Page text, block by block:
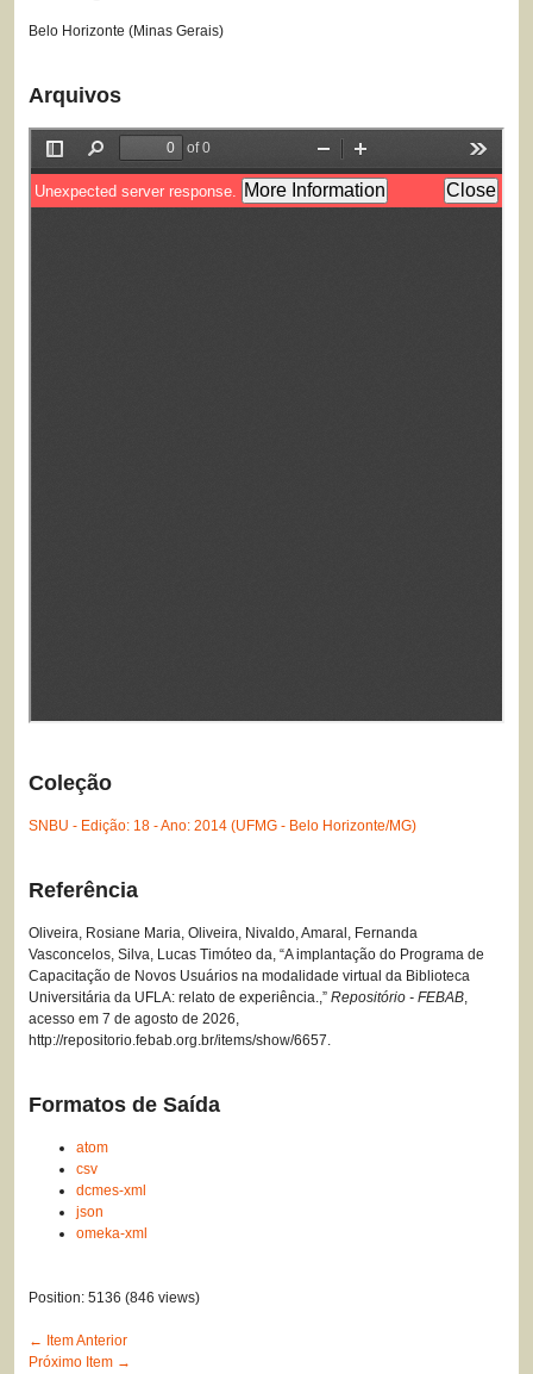
Belo Horizonte (Minas Gerais)
Arquivos
Coleção
SNBU - Edição: 18 - Ano: 2014 (UFMG - Belo Horizonte/MG)
Referência
Oliveira, Rosiane Maria, Oliveira, Nivaldo, Amaral, Fernanda
Vasconcelos, Silva, Lucas Timóteo da, “A implantação do Programa de
Capacitação de Novos Usuários na modalidade virtual da Biblioteca
Universitária da UFLA: relato de experiência.,” Repositório - FEBAB,
acesso em 7 de agosto de 2026,
http://repositorio.febab.org.br/items/show/6657.
Formatos de Saída
atom
csv
dcmes-xml
json
omeka-xml
Position: 5136 (846 views)
← Item Anterior
Próximo Item →